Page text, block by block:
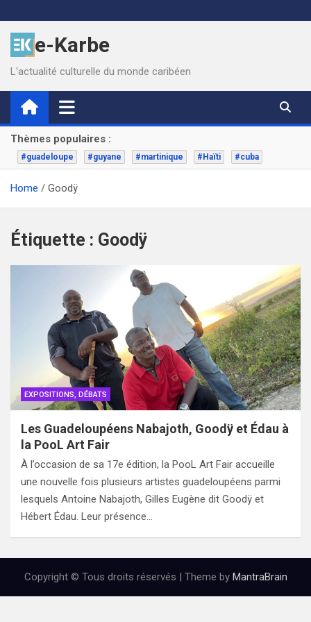
to
contente-Karbe
L'actualité culturelle du monde caribéen
Thèmes populaires :
#guadeloupe #guyane #martinique #Haïti #cuba
Home Goodÿ
Étiquette : Goodÿ
EXPOSITIONS, DÉBATS
Les Guadeloupéens Nabajoth, Goodÿ et Édau à
la PooL Art Fair
À l’occasion de sa 17e édition, la PooL Art Fair accueille
une nouvelle fois plusieurs artistes guadeloupéens parmi
lesquels Antoine Nabajoth, Gilles Eugène dit Goodÿ et
Hébert Édau. Leur présence…
Copyright © Tous droits réservés | Theme by MantraBrain